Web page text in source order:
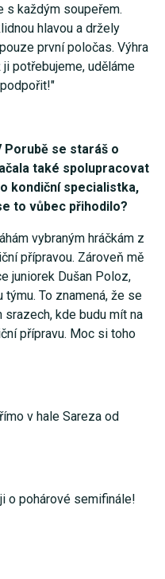
s každým soupeřem.
hlavou a držely
první poločas. Výhra
potřebujeme, uděláme
Porubě se staráš o
také spolupracovat
kondiční specialistka,
to vůbec přihodilo?
vybraným hráčkám z
přípravou. Zároveň mě
juniorek Dušan Poloz,
To znamená, že se
kde budu mít na
přípravu. Moc si toho
v hale Sareza od
o pohárové semifinále!